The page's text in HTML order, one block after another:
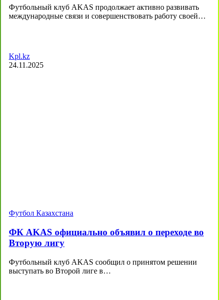
Футбольный клуб AKAS продолжает активно развивать
международные связи и совершенствовать работу своей…
Kpl.kz
24.11.2025
Футбол Казахстана
ФК AKAS официально объявил о переходе во
Вторую лигу
Футбольный клуб AKAS сообщил о принятом решении
выступать во Второй лиге в…